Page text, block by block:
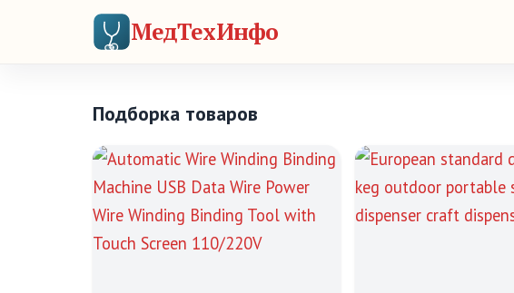
МедТехИнфо
Подборка товаров